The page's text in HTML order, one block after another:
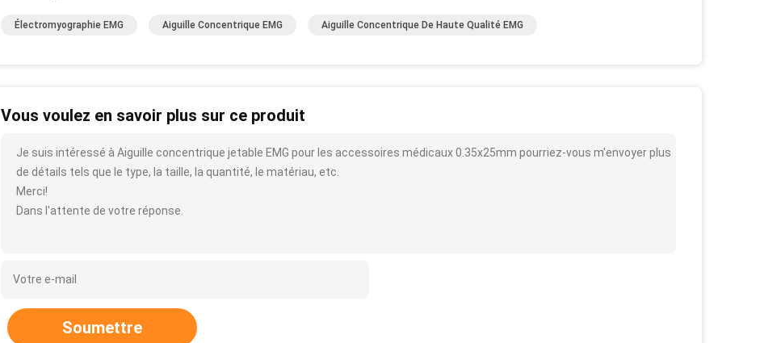
Électromyographie EMG Aiguille Concentrique EMG Aiguille Concentrique De Haute Qualité EMG
Vous voulez en savoir plus sur ce produit
Je suis intéressé à Aiguille concentrique jetable EMG pour les accessoires médicaux 0.35x25mm pourriez-vous m'envoyer plus
de détails tels que le type, la taille, la quantité, le matériau, etc.
Merci!
Dans l'attente de votre réponse.
Soumettre